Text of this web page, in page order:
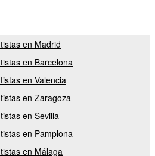
en Madrid
en Barcelona
en Valencia
en Zaragoza
en Sevilla
en Pamplona
en Málaga